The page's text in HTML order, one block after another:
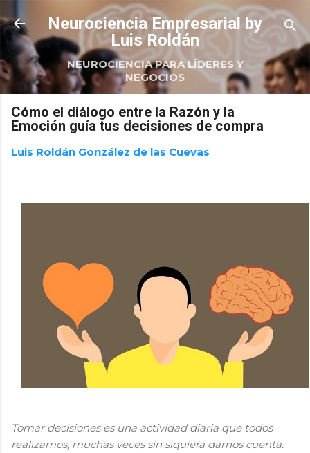
Ir al contenido principal
Neurociencia Empresarial by
Luis Roldán
NEUROCIENCIA PARA LÍDERES Y
NEGOCIOS
Cómo el diálogo entre la Razón y la
Emoción guía tus decisiones de compra
Luis Roldán González de las Cuevas
Tomar decisiones es una actividad diaria que todos
realizamos, muchas veces sin siquiera darnos cuenta.